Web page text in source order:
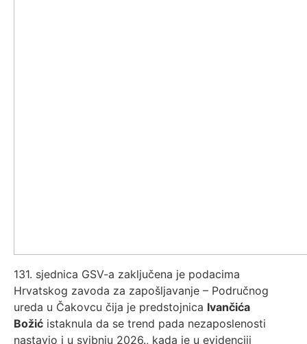
131. sjednica GSV-a zaključena je podacima
Hrvatskog zavoda za zapošljavanje – Područnog
ureda u Čakovcu čija je predstojnica Ivančića
Božić istaknula da se trend pada nezaposlenosti
nastavio i u svibnju 2026., kada je u evidenciji